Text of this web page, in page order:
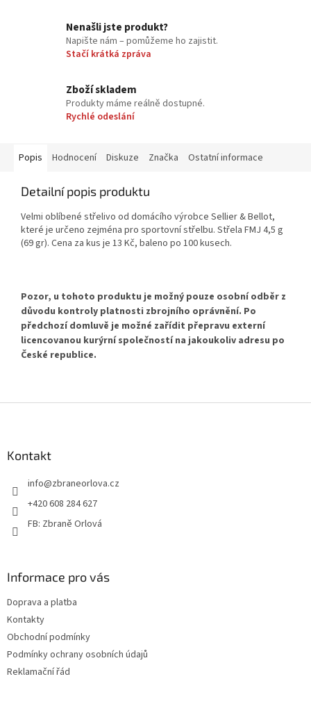
Nenašli jste produkt?
Napište nám – pomůžeme ho zajistit.
Stačí krátká zpráva
Zboží skladem
Produkty máme reálně dostupné.
Rychlé odeslání
Popis Hodnocení Diskuze Značka Ostatní informace
Detailní popis produktu
Velmi oblíbené střelivo od domácího výrobce Sellier & Bellot,
které je určeno zejména pro sportovní střelbu. Střela FMJ 4,5 g
(69 gr). Cena za kus je 13 Kč, baleno po 100 kusech.
Pozor, u tohoto produktu je možný pouze osobní odběr z
důvodu kontroly platnosti zbrojního oprávnění. Po
předchozí domluvě je možné zařídit přepravu externí
licencovanou kurýrní společností na jakoukoliv adresu po
České republice.
Kontakt
info@zbraneorlova.cz
+420 608 284 627
FB: Zbraně Orlová
Informace pro vás
Doprava a platba
Kontakty
Obchodní podmínky
Podmínky ochrany osobních údajů
Reklamační řád